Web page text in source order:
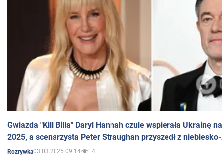
Gwiazda "Kill Billa" Daryl Hannah czule wspierała Ukrainę
2025, a scenarzysta Peter Straughan przyszedł z
Rozrywka03.03.2025 09:14 4